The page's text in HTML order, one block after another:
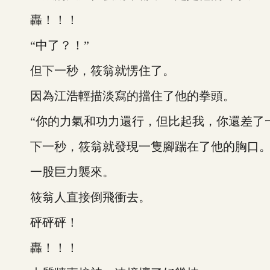
轟！！！
“中了？！”
但下一秒，筱翁就愣住了。
因為江浩輕描淡寫的擋住了他的拳頭。
“你的力氣和功力還行，但比起我，你還差了
下一秒，筱翁就發現一隻腳踹在了他的胸口。
一股巨力襲來。
筱翁人直接倒飛衝去。
砰砰砰！
轟！！！